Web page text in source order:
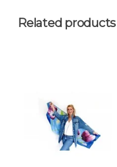
Related products